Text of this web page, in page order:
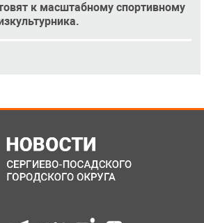
к масштабному спортивному